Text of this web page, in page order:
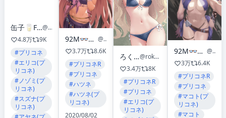
缶子🥛FANBOX &Patreon✨
@orz_can
4.8万
9K
#プリコネ
#エリコ(プ
リコネ)
#ノゾミ(プ
リコネ)
#スズナ(プ
リコネ)
92M👓2日目東ユ42b
@92M
3.7万
8.6K
#プリコネR
#プリコネ
#ハツネ
#ハツネ(プ
リコネ)
2020/08/02
ろくいち🔞
@rokuichinpo
3.4万
8K
#プリコネR
#プリコネ
#エリコ(プ
リコネ)
92M👓2日目東ユ42b
@92M
3万
6.4K
#プリコネR
#プリコネ
#マコト(プ
リコネ)
#マコト